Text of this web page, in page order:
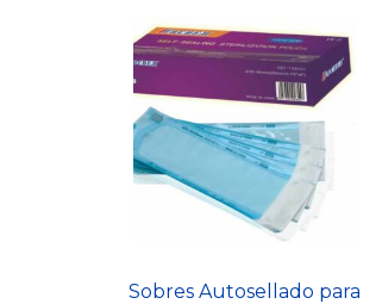
Sobres Autosellado para